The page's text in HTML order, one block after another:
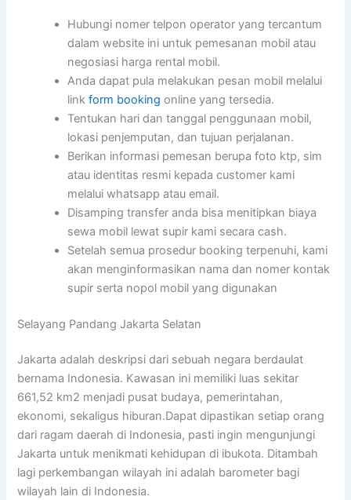
Hubungi nomer telpon operator yang tercantum
dalam website ini untuk pemesanan mobil atau
negosiasi harga rental mobil.
Anda dapat pula melakukan pesan mobil melalui
linkform booking online yang tersedia.
Tentukan hari dan tanggal penggunaan mobil,
lokasi penjemputan, dan tujuan perjalanan.
Berikan informasi pemesan berupa foto ktp, sim
atau identitas resmi kepada customer kami
melalui whatsapp atau email.
Disamping transfer anda bisa menitipkan biaya
sewa mobil lewat supir kami secara cash.
Setelah semua prosedur booking terpenuhi, kami
akan menginformasikan nama dan nomer kontak
supir serta nopol mobil yang digunakan
Selayang Pandang Jakarta Selatan
Jakarta adalah deskripsi dari sebuah negara berdaulat
bernama Indonesia. Kawasan ini memiliki luas sekitar
661,52 km2 menjadi pusat budaya, pemerintahan,
ekonomi, sekaligus hiburan.Dapat dipastikan setiap orang
dari ragam daerah di Indonesia, pasti ingin mengunjungi
Jakarta untuk menikmati kehidupan di ibukota. Ditambah
lagi perkembangan wilayah ini adalah barometer bagi
wilayah lain di Indonesia.